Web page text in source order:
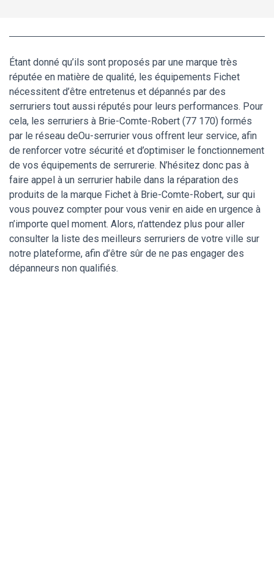
Étant donné qu’ils sont proposés par une marque très
réputée en matière de qualité, les équipements Fichet
nécessitent d’être entretenus et dépannés par des
serruriers tout aussi réputés pour leurs performances. Pour
cela, les serruriers à Brie-Comte-Robert (77 170) formés
par le réseau deOu-serrurier vous offrent leur service, afin
de renforcer votre sécurité et d’optimiser le fonctionnement
de vos équipements de serrurerie. N’hésitez donc pas à
faire appel à un serrurier habile dans la réparation des
produits de la marque Fichet à Brie-Comte-Robert, sur qui
vous pouvez compter pour vous venir en aide en urgence à
n’importe quel moment. Alors, n’attendez plus pour aller
consulter la liste des meilleurs serruriers de votre ville sur
notre plateforme, afin d’être sûr de ne pas engager des
dépanneurs non qualifiés.